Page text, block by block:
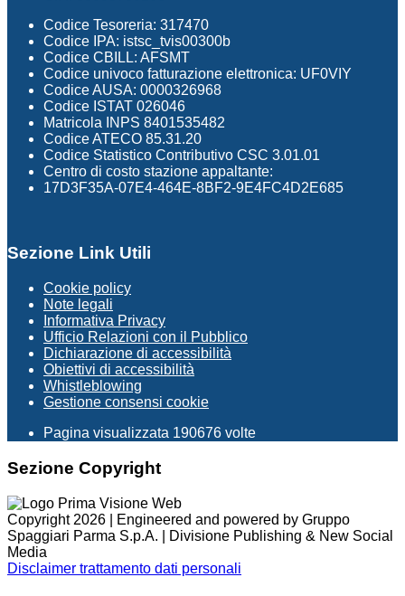
Codice Tesoreria: 317470
Codice IPA: istsc_tvis00300b
Codice CBILL: AFSMT
Codice univoco fatturazione elettronica: UF0VIY
Codice AUSA: 0000326968
Codice ISTAT 026046
Matricola INPS 8401535482
Codice ATECO 85.31.20
Codice Statistico Contributivo CSC 3.01.01
Centro di costo stazione appaltante:
17D3F35A-07E4-464E-8BF2-9E4FC4D2E685
Sezione Link Utili
Cookie policy
Note legali
Informativa Privacy
Ufficio Relazioni con il Pubblico
Dichiarazione di accessibilità
Obiettivi di accessibilità
Whistleblowing
Gestione consensi cookie
Pagina visualizzata 190676 volte
Sezione Copyright
Copyright 2026 | Engineered and powered by Gruppo
Spaggiari Parma S.p.A. | Divisione Publishing & New Social
Media
Disclaimer trattamento dati personali